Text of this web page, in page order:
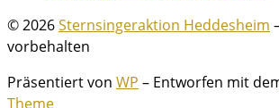
© 2026Sternsingeraktion Heddesheim
vorbehalten
Präsentiert von WP – Entworfen mit
Theme